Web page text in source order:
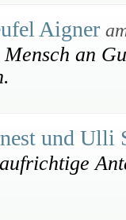
Aigner
Mensch an
und Ulli